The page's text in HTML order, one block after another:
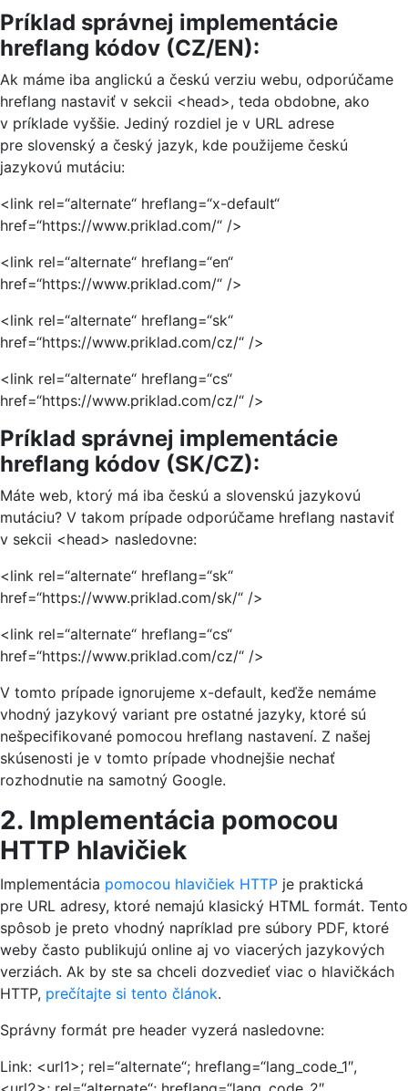
Príklad správnej implementácie
hreflang kódov (CZ/EN):
Ak máme iba anglickú a českú verziu webu, odporúčame
hreflang nastaviť v sekcii <head>, teda obdobne, ako
v príklade vyššie. Jediný rozdiel je v URL adrese
pre slovenský a český jazyk, kde použijeme českú
jazykovú mutáciu:
<link rel=“alternate“ hreflang=“x-default“
href=“https://www.priklad.com/“ />
<link rel=“alternate“ hreflang=“en“
href=“https://www.priklad.com/“ />
<link rel=“alternate“ hreflang=“sk“
href=“https://www.priklad.com/cz/“ />
<link rel=“alternate“ hreflang=“cs“
href=“https://www.priklad.com/cz/“ />
Príklad správnej implementácie
hreflang kódov (SK/CZ):
Máte web, ktorý má iba českú a slovenskú jazykovú
mutáciu? V takom prípade odporúčame hreflang nastaviť
v sekcii <head> nasledovne:
<link rel=“alternate“ hreflang=“sk“
href=“https://www.priklad.com/sk/“ />
<link rel=“alternate“ hreflang=“cs“
href=“https://www.priklad.com/cz/“ />
V tomto prípade ignorujeme x-default, keďže nemáme
vhodný jazykový variant pre ostatné jazyky, ktoré sú
nešpecifikované pomocou hreflang nastavení. Z našej
skúsenosti je v tomto prípade vhodnejšie nechať
rozhodnutie na samotný Google.
2. Implementácia pomocou
HTTP hlavičiek
Implementácia pomocou hlavičiek HTTP je praktická
pre URL adresy, ktoré nemajú klasický HTML formát. Tento
spôsob je preto vhodný napríklad pre súbory PDF, ktoré
weby často publikujú online aj vo viacerých jazykových
verziách. Ak by ste sa chceli dozvedieť viac o hlavičkách
HTTP, prečítajte si tento článok.
Správny formát pre header vyzerá nasledovne:
Link: <url1>; rel=“alternate“; hreflang=“lang_code_1″,